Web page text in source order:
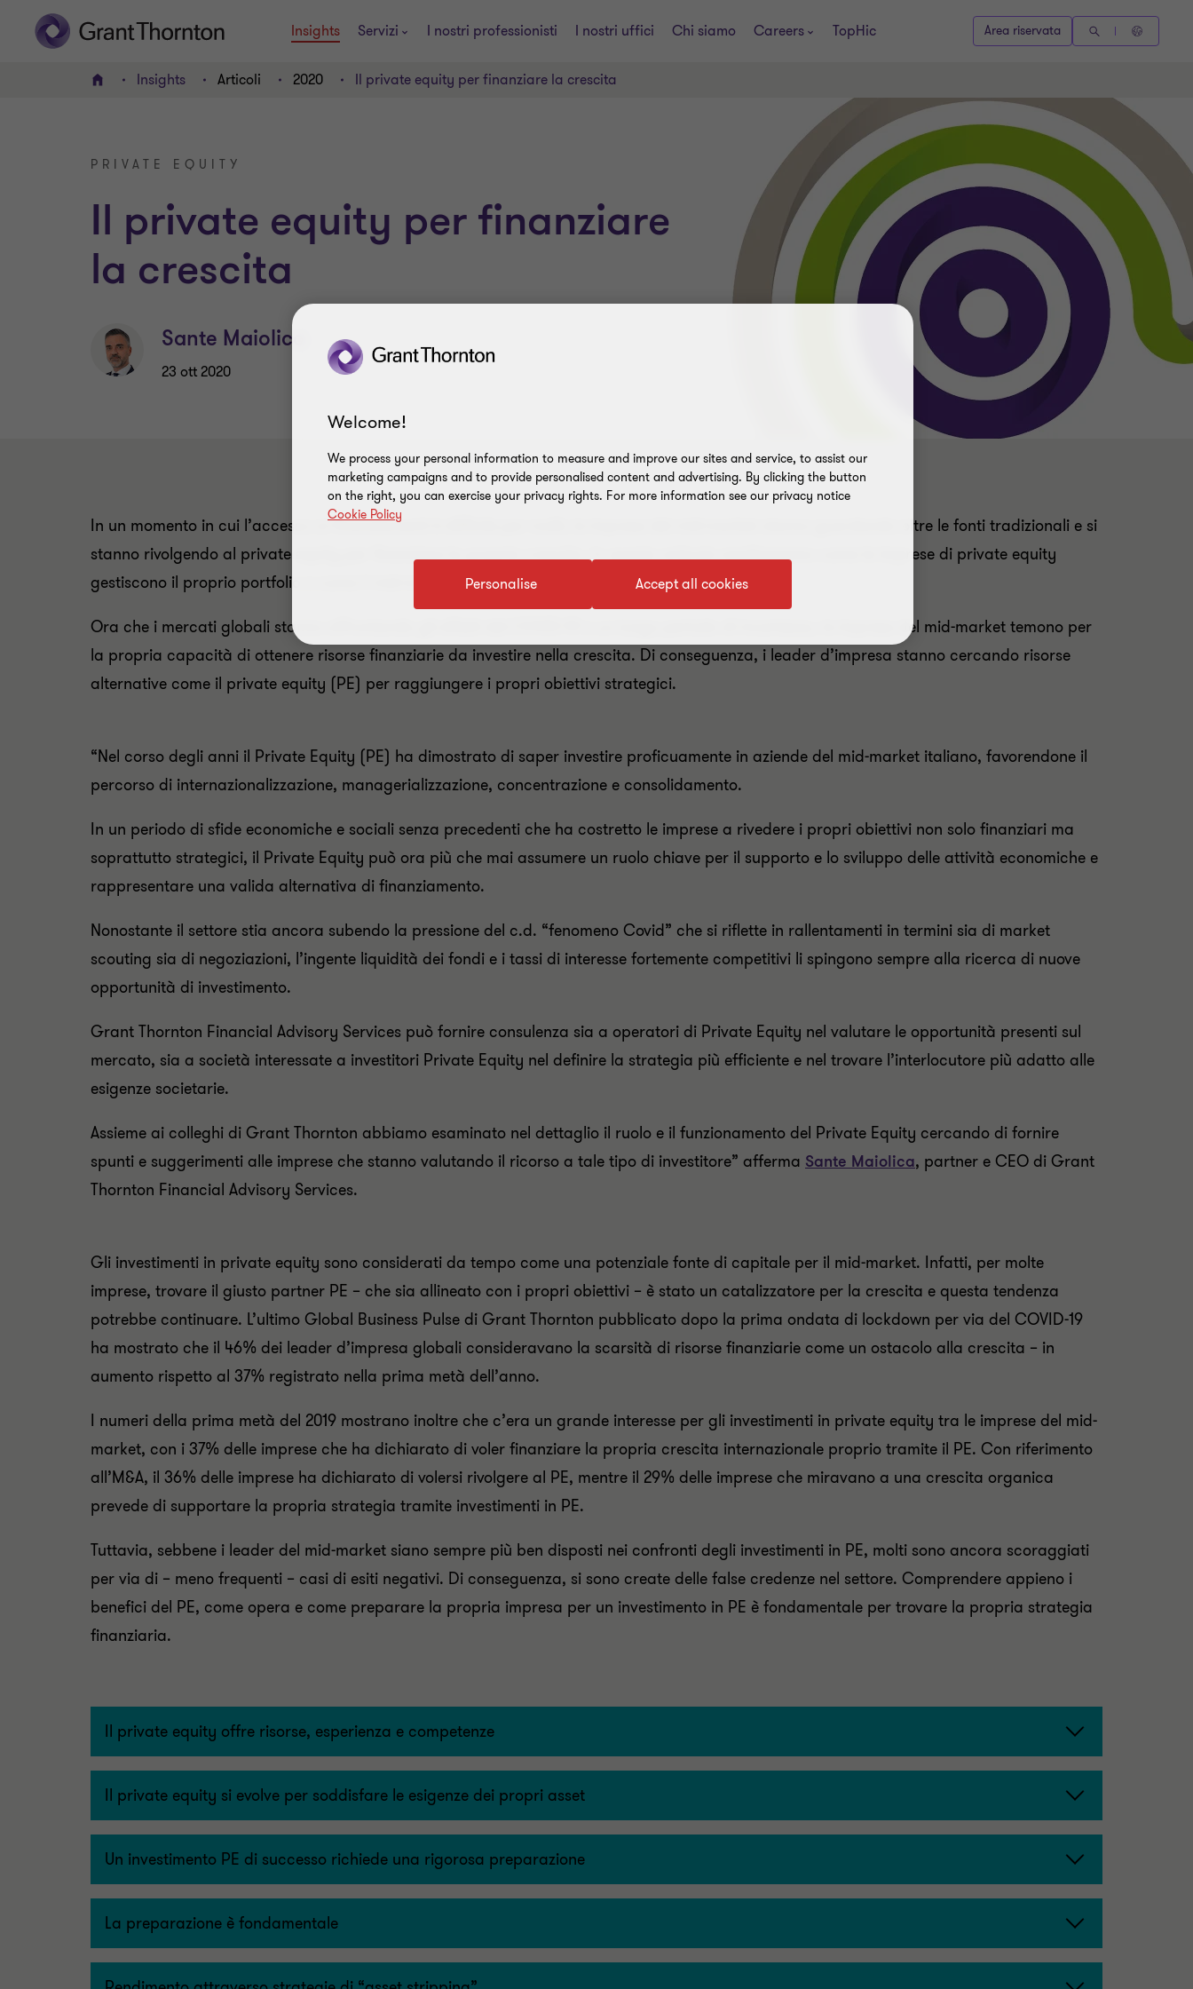
Insights Servizi I nostri professionisti I nostri uffici Chi siamo Careers TopHic Area riservata
HOME Insights Articoli 2020 Il private equity per finanziare la crescita
PRIVATE EQUITY
Il private equity per finanziare
la crescita
Sante Maiolica
23 ott 2020
In un momento in cui l’accesso ai finanziamenti è difficile per molti, le imprese del mid-market stanno guardando oltre le fonti tradizionali e si
stanno rivolgendo al private equity per finanziare la propria crescita. In questo articolo analizzeremo come le imprese di private equity
gestiscono il proprio portfolio e come il mid-market può beneficiare degli investimenti.
Ora che i mercati globali stanno affrontando gli effetti del COVID-19 e un lungo periodo di incertezza, le imprese del mid-market temono per
la propria capacità di ottenere risorse finanziarie da investire nella crescita. Di conseguenza, i leader d’impresa stanno cercando risorse
alternative come il private equity (PE) per raggiungere i propri obiettivi strategici.
“Nel corso degli anni il Private Equity (PE) ha dimostrato di saper investire proficuamente in aziende del mid-market italiano, favorendone il
percorso di internazionalizzazione, managerializzazione, concentrazione e consolidamento.
In un periodo di sfide economiche e sociali senza precedenti che ha costretto le imprese a rivedere i propri obiettivi non solo finanziari ma
soprattutto strategici, il Private Equity può ora più che mai assumere un ruolo chiave per il supporto e lo sviluppo delle attività economiche e
rappresentare una valida alternativa di finanziamento.
Nonostante il settore stia ancora subendo la pressione del c.d. “fenomeno Covid” che si riflette in rallentamenti in termini sia di market
scouting sia di negoziazioni, l’ingente liquidità dei fondi e i tassi di interesse fortemente competitivi li spingono sempre alla ricerca di nuove
opportunità di investimento.
Grant Thornton Financial Advisory Services può fornire consulenza sia a operatori di Private Equity nel valutare le opportunità presenti sul
mercato, sia a società interessate a investitori Private Equity nel definire la strategia più efficiente e nel trovare l’interlocutore più adatto alle
esigenze societarie.
Assieme ai colleghi di Grant Thornton abbiamo esaminato nel dettaglio il ruolo e il funzionamento del Private Equity cercando di fornire
spunti e suggerimenti alle imprese che stanno valutando il ricorso a tale tipo di investitore” afferma Sante Maiolica, partner e CEO di Grant
Thornton Financial Advisory Services.
Gli investimenti in private equity sono considerati da tempo come una potenziale fonte di capitale per il mid-market. Infatti, per molte
imprese, trovare il giusto partner PE – che sia allineato con i propri obiettivi – è stato un catalizzatore per la crescita e questa tendenza
potrebbe continuare. L’ultimo Global Business Pulse di Grant Thornton pubblicato dopo la prima ondata di lockdown per via del COVID-19
ha mostrato che il 46% dei leader d’impresa globali consideravano la scarsità di risorse finanziarie come un ostacolo alla crescita – in
aumento rispetto al 37% registrato nella prima metà dell’anno.
I numeri della prima metà del 2019 mostrano inoltre che c’era un grande interesse per gli investimenti in private equity tra le imprese del mid-
market, con i 37% delle imprese che ha dichiarato di voler finanziare la propria crescita internazionale proprio tramite il PE. Con riferimento
all’M&A, il 36% delle imprese ha dichiarato di volersi rivolgere al PE, mentre il 29% delle imprese che miravano a una crescita organica
prevede di supportare la propria strategia tramite investimenti in PE.
Tuttavia, sebbene i leader del mid-market siano sempre più ben disposti nei confronti degli investimenti in PE, molti sono ancora scoraggiati
per via di – meno frequenti – casi di esiti negativi. Di conseguenza, si sono create delle false credenze nel settore. Comprendere appieno i
benefici del PE, come opera e come preparare la propria impresa per un investimento in PE è fondamentale per trovare la propria strategia
finanziaria.
Il private equity offre risorse, esperienza e competenze
Il private equity si evolve per soddisfare le esigenze dei propri asset
Un investimento PE di successo richiede una rigorosa preparazione
La preparazione è fondamentale
Welcome!
We process your personal information to measure and improve our sites and service, to assist our
marketing campaigns and to provide personalised content and advertising. By clicking the button
on the right, you can exercise your privacy rights. For more information see our privacy notice
Cookie Policy
Accept all cookies
Personalise